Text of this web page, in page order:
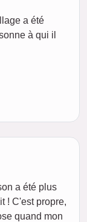
a été
à qui il
a été plus
! C'est propre,
quand mon